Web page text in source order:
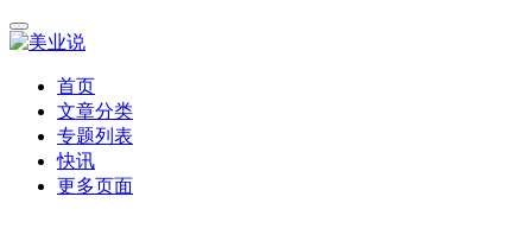
首页
文章分类
专题列表
快讯
更多页面